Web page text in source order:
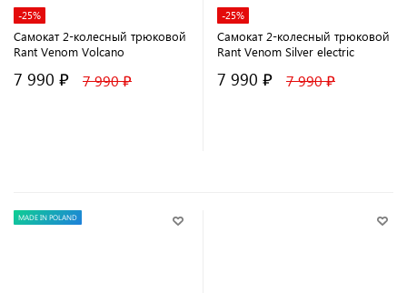
-25%
Самокат 2-колесный трюковой
Rant Venom Volcano
7 990 ₽ 7 990 ₽
-25%
Самокат 2-колесный трюковой
Rant Venom Silver electric
7 990 ₽ 7 990 ₽
MADE IN POLAND